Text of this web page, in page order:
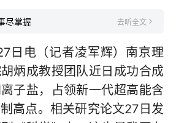
尽掌握 去听全文
日电（记者凌军辉）南京理
炳成教授团队近日成功合成
子盐，占领新一代超高能含
高点。相关研究论文27日发